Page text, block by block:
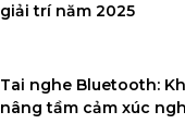
giải trí năm 2025
Tai nghe Bluetooth:
nâng tầm cảm xúc